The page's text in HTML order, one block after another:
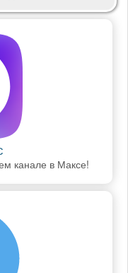
канале в Максе!